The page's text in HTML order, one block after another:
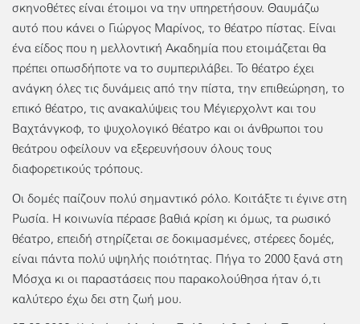
σκηνοθέτες είναι έτοιμοι να την υπηρετήσουν. Θαυμάζω
αυτό που κάνει ο Γιώργος Μαρίνος, το θέατρο πίστας. Είναι
ένα είδος που η μελλοντική Ακαδημία που ετοιμάζεται θα
πρέπει οπωσδήποτε να το συμπεριλάβει. Το θέατρο έχει
ανάγκη όλες τις δυνάμεις από την πίστα, την επιθεώρηση, το
επικό θέατρο, τις ανακαλύψεις του Μέγιερχολντ και του
Βαχτάνγκοφ, το ψυχολογικό θέατρο και οι άνθρωποι του
θεάτρου οφείλουν να εξερευνήσουν όλους τους
διαφορετικούς τρόπους.
Οι δομές παίζουν πολύ σημαντικό ρόλο. Κοιτάξτε τι έγινε στη
Ρωσία. Η κοινωνία πέρασε βαθιά κρίση κι όμως, τα ρωσικό
θέατρο, επειδή στηρίζεται σε δοκιμασμένες, στέρεες δομές,
είναι πάντα πολύ υψηλής ποιότητας. Πήγα το 2000 ξανά στη
Μόσχα κι οι παραστάσεις που παρακολούθησα ήταν ό,τι
καλύτερο έχω δει στη ζωή μου.